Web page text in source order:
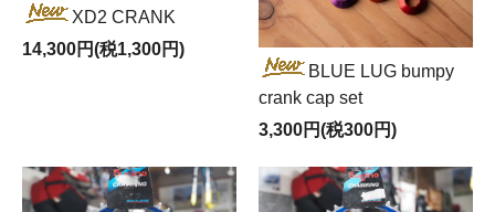
XD2 CRANK
14,300円(税1,300円)
BLUE LUG bumpy
crank cap set
3,300円(税300円)